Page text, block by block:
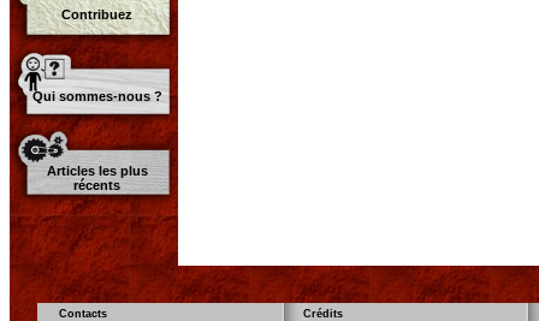
Contribuez
Qui sommes-nous ?
Articles les plus
récents
Contacts Crédits